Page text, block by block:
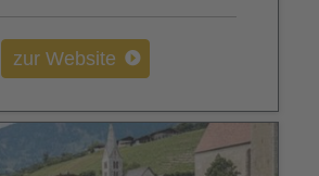
zur Website